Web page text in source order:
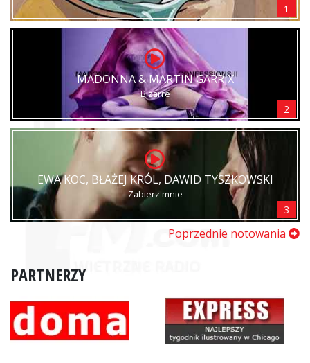
1
MADONNA & MARTIN GARRIX
Bizarre
2
EWA KOC, BŁAŻEJ KRÓL, DAWID TYSZKOWSKI
Zabierz mnie
3
Poprzednie notowania
PARTNERZY